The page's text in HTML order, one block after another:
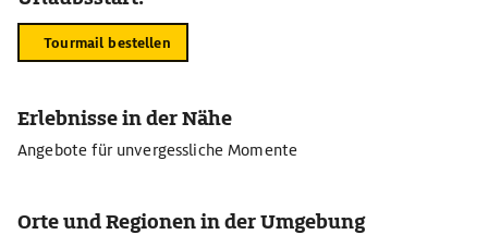
Tourmail bestellen
Erlebnisse in der Nähe
Angebote für unvergessliche Momente
Orte und Regionen in der Umgebung